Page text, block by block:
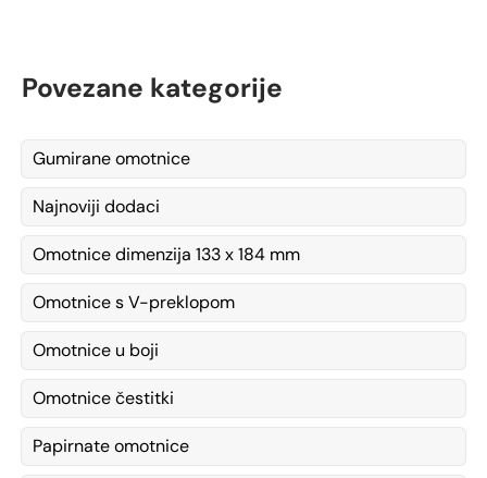
Povezane kategorije
Gumirane omotnice
Najnoviji dodaci
Omotnice dimenzija 133 x 184 mm
Omotnice s V-preklopom
Omotnice u boji
Omotnice čestitki
Papirnate omotnice